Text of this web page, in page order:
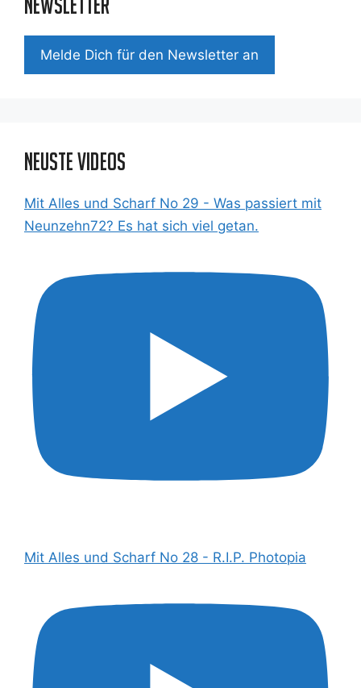
Mel­de Dich für den News­let­ter an
Neuste Videos
Mit Alles und Scharf No 29 - Was passiert mit
Neunzehn72? Es hat sich viel getan.
Mit Alles und Scharf No 28 - R.I.P. Photopia